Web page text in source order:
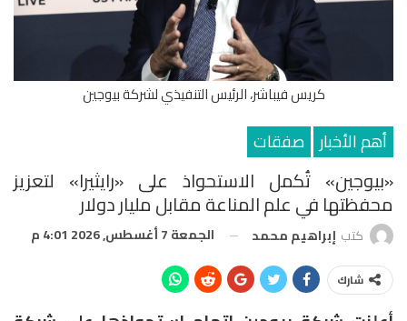
كريس فيباشر، الرئيس التنفيذي لشركة بيوجين
أهم الأخبار صفقات
«بيوجين» تُكمل الاستحواذ على «رايثيرا» لتعزيز
محفظتها في علم المناعة مقابل مليار دولار
كتب إبراهيم محمد الجمعة 7 أغسطس, 2026 4:01 م
شارك